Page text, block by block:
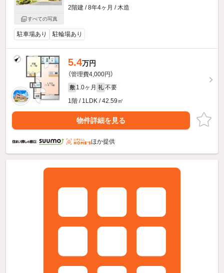
すべての写真
2階建 / 8年4ヶ月 / 木造
駐車場あり 駐輪場あり
5.4万円
（管理費4,000円）
敷 1.0ヶ月 礼 不要
1階 / 1LDK / 42.59㎡
物件詳細を見る
ほか提供